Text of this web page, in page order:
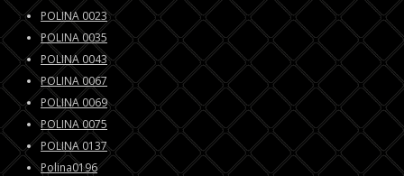
POLINA 0023
POLINA 0035
POLINA 0043
POLINA 0067
POLINA 0069
POLINA 0075
POLINA 0137
Polina0196